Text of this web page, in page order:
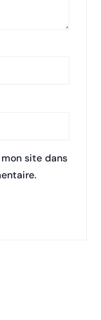
site dans